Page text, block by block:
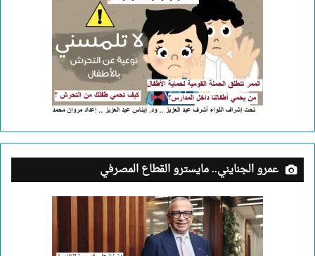
عمرو الجنايني.. مايسترو القطاع المصرفي